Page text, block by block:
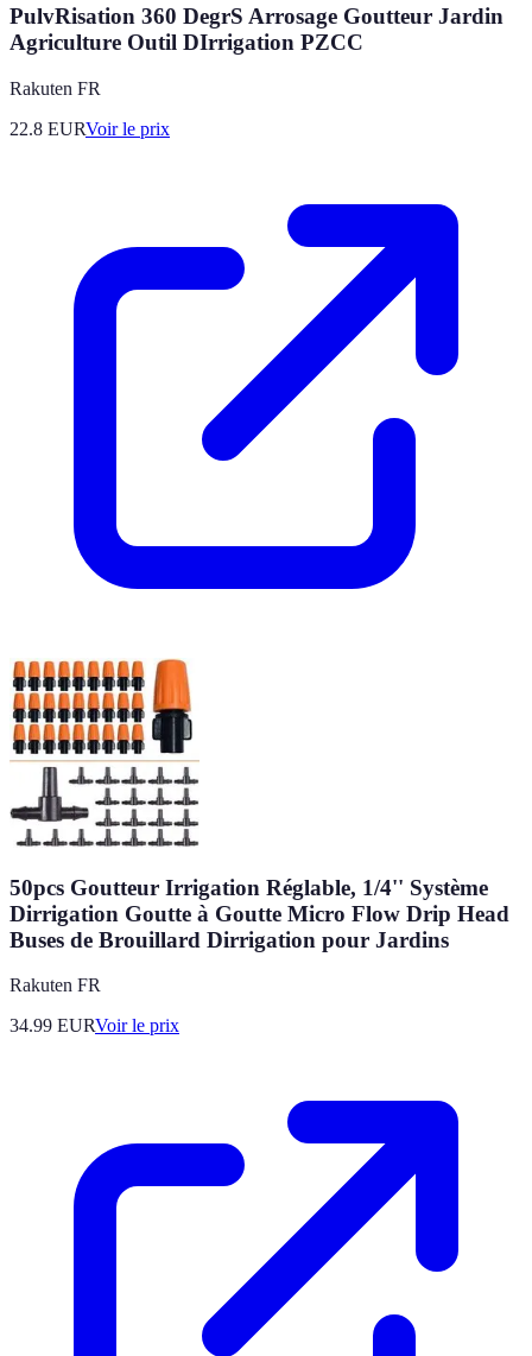
PulvRisation 360 DegrS Arrosage Goutteur Jardin
Agriculture Outil DIrrigation PZCC
Rakuten FR
22.8 EURVoir le prix
50pcs Goutteur Irrigation Réglable, 1/4'' Système
Dirrigation Goutte à Goutte Micro Flow Drip Head
Buses de Brouillard Dirrigation pour Jardins
Rakuten FR
34.99 EURVoir le prix